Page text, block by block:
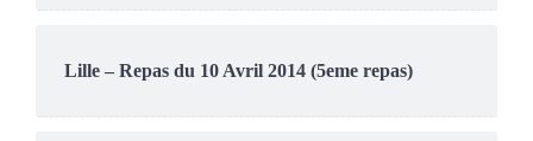
Lille – Repas du 10 Avril 2014 (5eme repas)